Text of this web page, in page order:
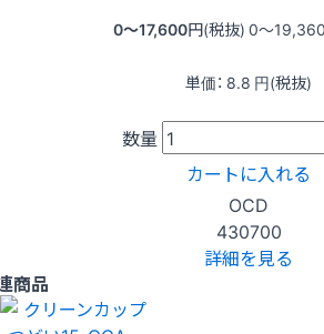
0〜17,600円(税抜) 0〜19,360
単価： 8.8 円(税抜)
数量
カートに入れる
OCD
430700
詳細を見る
商品